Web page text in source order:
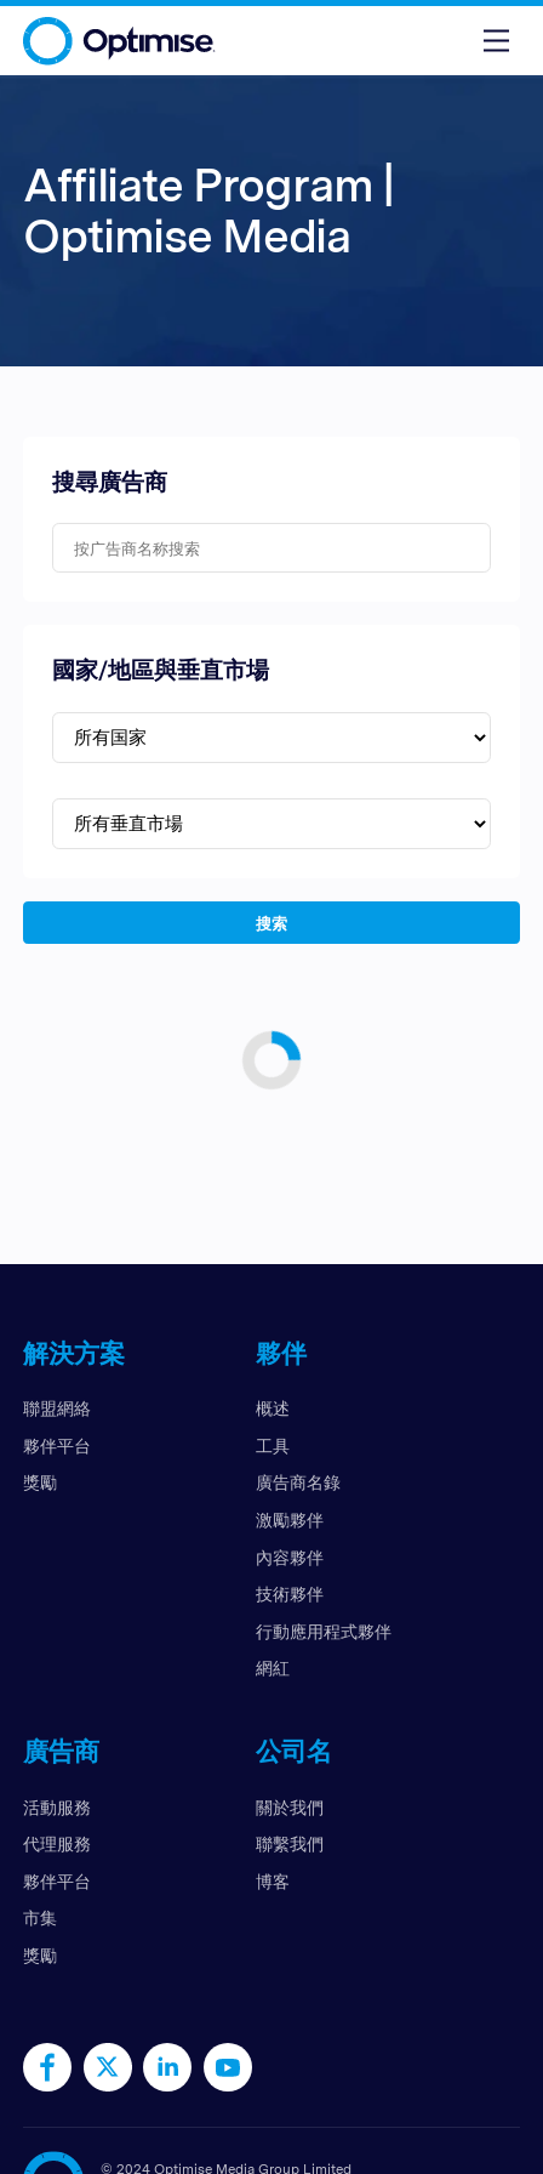
Affiliate Program |
Optimise Media
搜尋廣告商
國家/地區與垂直市場
搜索
解決方案
聯盟網絡
夥伴平台
獎勵
夥伴
概述
工具
廣告商名錄
激勵夥伴
內容夥伴
技術夥伴
行動應用程式夥伴
網紅
廣告商
活動服務
代理服務
夥伴平台
市集
獎勵
公司名
關於我們
聯繫我們
博客
© 2024 Optimise Media Group Limited